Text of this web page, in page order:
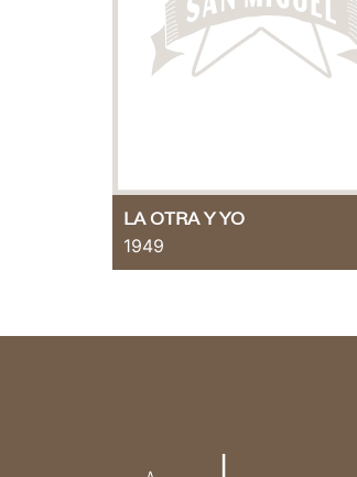
LA OTRA Y YO
1949